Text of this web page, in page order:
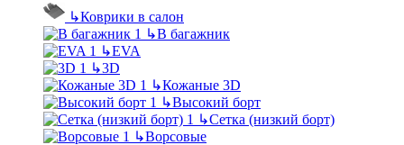
↳Коврики в салон
↳В багажник
↳EVA
↳3D
↳Кожаные 3D
↳Высокий борт
↳Сетка (низкий борт)
↳Ворсовые